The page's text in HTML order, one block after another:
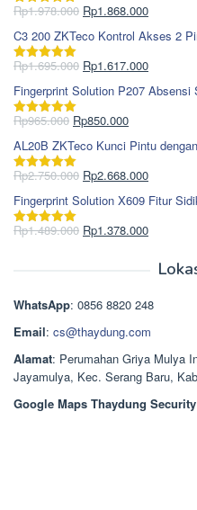
Dinilai5.00
Rp1.978.000 Harga
aslinya
adalah:
Rp1.978.000.
Rp1.868.000Harga
saat
ini
adalah:
C3 200 ZKTeco Kontrol Akses 2
Dinilai5.00
Rp1.695.000 Harga
aslinya
adalah:
Rp1.695.000.
Rp1.617.000Harga
saat
ini
Fingerprint Solution P207
Dinilai5.00
Rp965.000 Harga
aslinya
adalah:
Rp965.000.
Rp850.000Harga
saat
ini
adalah:
AL20B ZKTeco Kunci Pintu
Dinilai5.00
Rp2.750.000 Harga
aslinya
adalah:
Rp2.750.000.
Rp2.668.000Harga
saat
ini
adalah:
Fingerprint Solution X609 Fitur
Dinilai5.00
Rp1.489.000 Harga
Rp1.378.000Harga
WhatsApp: 0856 8820 248
Email: cs@thaydung.com
Alamat: Perumahan Griya Mulya
Jayamulya, Kec. Serang Baru,
Google Maps Thaydung